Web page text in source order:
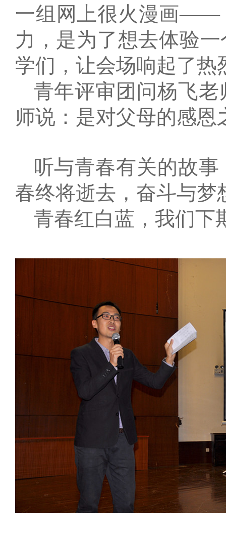
一组网上很火漫画——
力，是为了想去体验
学们，让会场响起了热
青年评审团问杨飞
师说：是对父母的感
听与青春有关的故
春终将逝去，奋斗与
青春红白蓝，我们下